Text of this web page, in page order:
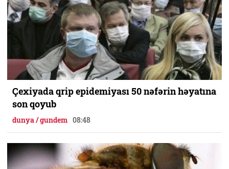
Çexiyada qrip epidemiyası 50 nəfərin həyatına
son qoyub
dunya / gundem 08:48